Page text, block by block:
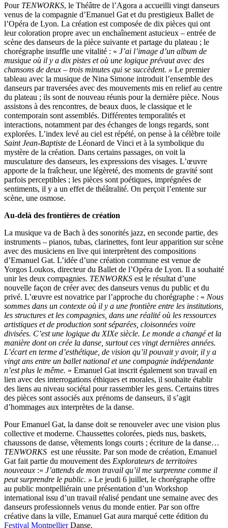
Pour TENWORKS, le Théâtre de l’Agora a accueilli vingt danseurs
venus de la compagnie d’Emanuel Gat et du prestigieux Ballet de
l’Opéra de Lyon. La création est composée de dix pièces qui ont
leur coloration propre avec un enchaînement astucieux – entrée de
scène des danseurs de la pièce suivante et partage du plateau ; le
chorégraphe insuffle une vitalité : « J’ai l’image d’un album de
musique où il y a dix pistes et où une logique prévaut avec des
chansons de deux – trois minutes qui se succèdent. » Le premier
tableau avec la musique de Nina Simone introduit l’ensemble des
danseurs par traversées avec des mouvements mis en relief au centre
du plateau ; ils sont de nouveau réunis pour la dernière pièce. Nous
assistons à des rencontres, de beaux duos, le classique et le
contemporain sont assemblés. Différentes temporalités et
interactions, notamment par des échanges de longs regards, sont
explorées. L’index levé au ciel est répété, on pense à la célèbre toile
Saint Jean-Baptiste de Léonard de Vinci et à la symbolique du
mystère de la création. Dans certains passages, on voit la
musculature des danseurs, les expressions des visages. L’œuvre
apporte de la fraîcheur, une légèreté, des moments de gravité sont
parfois perceptibles ; les pièces sont poétiques, imprégnées de
sentiments, il y a un effet de théâtralité. On perçoit l’entente sur
scène, une osmose.
Au-delà des frontières de création
La musique va de Bach à des sonorités jazz, en seconde partie, des
instruments – pianos, tubas, clarinettes, font leur apparition sur scène
avec des musiciens en live qui interprètent des compositions
d’Emanuel Gat. L’idée d’une création commune est venue de
Yorgos Loukos, directeur du Ballet de l’Opéra de Lyon. Il a souhaité
unir les deux compagnies. TENWORKS est le résultat d’une
nouvelle façon de créer avec des danseurs venus du public et du
privé. L’œuvre est novatrice par l’approche du chorégraphe : « Nous
sommes dans un contexte où il y a une frontière entre les institutions,
les structures et les compagnies, dans une réalité où les ressources
artistiques et de production sont séparées, cloisonnées voire
divisées. C’est une logique du XIXe siècle. Le monde a changé et la
manière dont on crée la danse, surtout ces vingt dernières années.
L’écart en terme d’esthétique, de vision qu’il pouvaity avoir, il y a
vingt ans entre un ballet national et une compagnie indépendante
n’est plus le même. » Emanuel Gat inscrit également son travail en
lien avec des interrogations éthiques et morales, il souhaite établir
des liens au niveau sociétal pour rassembler les gens. Certains titres
des pièces sont associés aux prénoms de danseurs, il s’agit
d’hommages aux interprètes de la danse.
Pour Emanuel Gat, la danse doit se renouveler avec une vision plus
collective et moderne. Chaussettes colorées, pieds nus, baskets,
chaussons de danse, vêtements longs courts ; écriture de la danse…
TENWORKS est une réussite. Par son mode de création, Emanuel
Gat fait partie du mouvement des Explorateurs de territoires
nouveaux :« J’attends de mon travail qu’il me surprenne comme il
peut surprendre le public. » Le jeudi 6 juillet, le chorégraphe offre
au public montpelliérain une présentation d’un Workshop
international issu d’un travail réalisé pendant une semaine avec des
danseurs professionnels venus du monde entier. Par son offre
créative dans la ville, Emanuel Gat aura marqué cette édition du
Festival MontpellierDanse.